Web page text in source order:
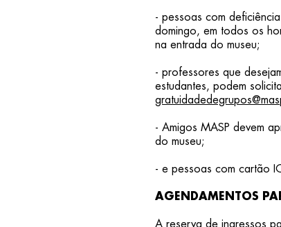
- pessoas com
domingo, em todos os
na entrada do museu;
- professores que
estudantes, podem
- Amigos MASP devem
do museu;
- e pessoas com cartão
AGENDAMENTOS
A reserva de ingressos